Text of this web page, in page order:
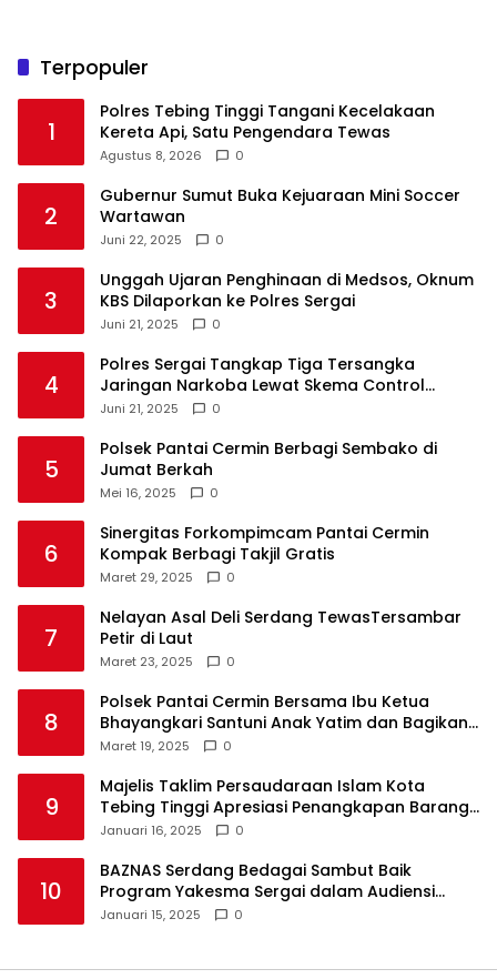
Terpopuler
1
Polres Tebing Tinggi Tangani Kecelakaan
Kereta Api, Satu Pengendara Tewas
Agustus 8, 2026 0
2
Gubernur Sumut Buka Kejuaraan Mini Soccer
Wartawan
Juni 22, 2025 0
3
Unggah Ujaran Penghinaan di Medsos, Oknum
KBS Dilaporkan ke Polres Sergai
Juni 21, 2025 0
4
Polres Sergai Tangkap Tiga Tersangka
Jaringan Narkoba Lewat Skema Control
Delivery
Juni 21, 2025 0
5
Polsek Pantai Cermin Berbagi Sembako di
Jumat Berkah
Mei 16, 2025 0
6
Sinergitas Forkompimcam Pantai Cermin
Kompak Berbagi Takjil Gratis
Maret 29, 2025 0
7
Nelayan Asal Deli Serdang TewasTersambar
Petir di Laut
Maret 23, 2025 0
8
Polsek Pantai Cermin Bersama Ibu Ketua
Bhayangkari Santuni Anak Yatim dan Bagikan
Takjil
Maret 19, 2025 0
9
Majelis Taklim Persaudaraan Islam Kota
Tebing Tinggi Apresiasi Penangkapan Barang
Haram
Januari 16, 2025 0
10
BAZNAS Serdang Bedagai Sambut Baik
Program Yakesma Sergai dalam Audiensi
Perkenalan Pengurus Baru
Januari 15, 2025 0